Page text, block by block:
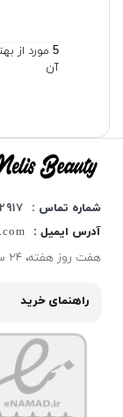
5 مورد
آن
شماره تماس :
آدرس ایمیل :
هفت روز هفته، ۲۴ ساعت شبانه‌روز پاسخگوی شما هستیم.
راهنمای خرید